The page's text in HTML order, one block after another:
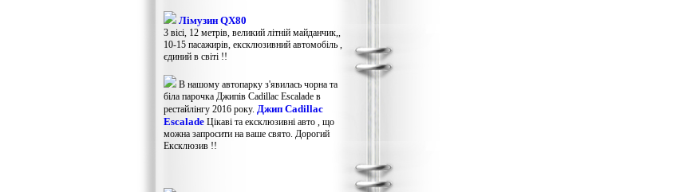
Лімузин QX80
3 вісі, 12 метрів, великий літній майданчик,,
10-15 пасажирів, ексклюзивний автомобіль ,
єдиний в світі !!
В нашому автопарку з'явилась чорна та
біла парочка Джипів Cadillac Escalade в
рестайлінгу 2016 року. Джип Cadillac
Escalade Цікаві та ексклюзивні авто , що
можна запросити на ваше свято. Дорогий
Ексклюзив !!